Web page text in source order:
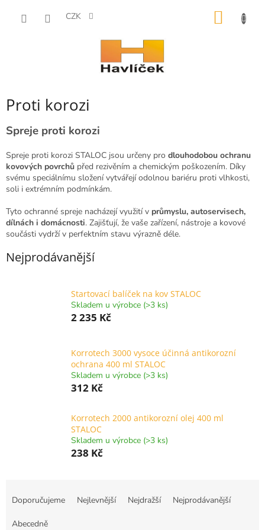
CZK
Proti korozi
Spreje proti korozi
Spreje proti korozi STALOC jsou určeny pro dlouhodobou ochranu
kovových povrchů před rezivěním a chemickým poškozením. Díky
svému speciálnímu složení vytvářejí odolnou bariéru proti vlhkosti,
soli i extrémním podmínkám.
Tyto ochranné spreje nacházejí využití v průmyslu, autoservisech,
dílnách i domácnosti. Zajišťují, že vaše zařízení, nástroje a kovové
součásti vydrží v perfektním stavu výrazně déle.
Nejprodávanější
Startovací balíček na kov STALOC
Skladem u výrobce (>3 ks)
2 235 Kč
Korrotech 3000 vysoce účinná antikorozní
ochrana 400 ml STALOC
Skladem u výrobce (>3 ks)
312 Kč
Korrotech 2000 antikorozní olej 400 ml
STALOC
Skladem u výrobce (>3 ks)
238 Kč
Doporučujeme Nejlevnější Nejdražší Nejprodávanější
Abecedně